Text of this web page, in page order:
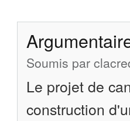
Soumis par
Le projet de
construction